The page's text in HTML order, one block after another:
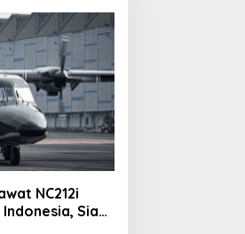
NC212i
Siap
TNI